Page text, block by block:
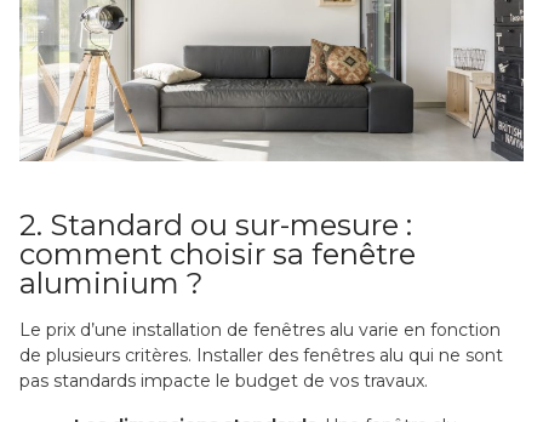
2. Standard ou sur-mesure :
comment choisir sa fenêtre
aluminium ?
Le prix d’une installation de fenêtres alu varie en fonction
de plusieurs critères. Installer des fenêtres alu qui ne sont
pas standards impacte le budget de vos travaux.